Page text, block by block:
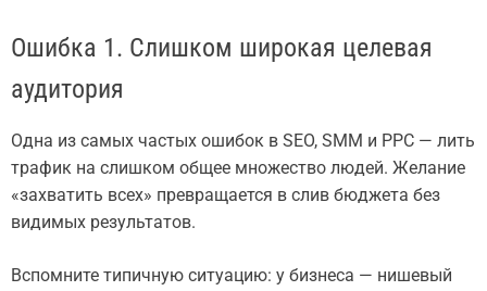
Ошибка 1. Слишком широкая целевая
аудитория
Одна из самых частых ошибок в SEO, SMM и PPC — лить
трафик на слишком общее множество людей. Желание
«захватить всех» превращается в слив бюджета без
видимых результатов.
Вспомните типичную ситуацию: у бизнеса — нишевый